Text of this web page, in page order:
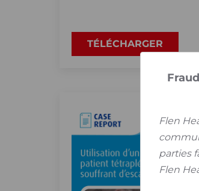
TÉLÉCHARGER
Flen
parties
Flen